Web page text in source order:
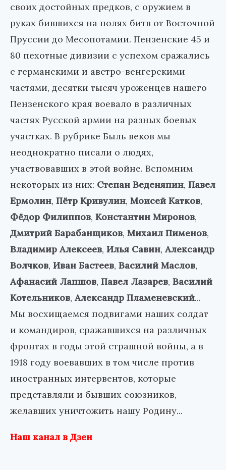
своих достойных предков, с оружием в
руках бившихся на полях битв от Восточной
Пруссии до Месопотамии. Пензенские 45 и
80 пехотные дивизии с успехом сражались
с германскими и австро-венгерскими
частями, десятки тысяч уроженцев нашего
Пензенского края воевало в различных
частях Русской армии на разных боевых
участках. В рубрике Быль веков мы
неоднократно писали о людях,
участвовавших в этой войне. Вспомним
некоторых из них: Степан Веденяпин, Павел
Ермолин, Пётр Кривулин, Моисей Катков,
Фёдор Филиппов, Константин Миронов,
Дмитрий Барабанщиков, Михаил Пименов,
Владимир Алексеев, Илья Савин, Александр
Волчков, Иван Бастеев, Василий Маслов,
Афанасий Лапшов, Павел Лазарев, Василий
Котельников, Александр Пламеневский...
Мы восхищаемся подвигами наших солдат
и командиров, сражавшихся на различных
фронтах в годы этой страшной войны, а в
1918 году воевавших в том числе против
иностранных интервентов, которые
представляли и бывших союзников,
желавших уничтожить нашу Родину...
Наш канал в Дзен